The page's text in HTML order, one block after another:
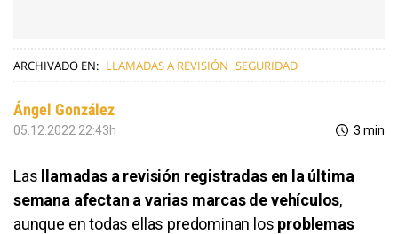
ARCHIVADO EN: LLAMADAS A REVISIÓN SEGURIDAD
Ángel González
05.12.2022 22:43h 3 min
Las llamadas a revisión registradas en la última
semana afectan a varias marcas de vehículos,
aunque en todas ellas predominan los problemas